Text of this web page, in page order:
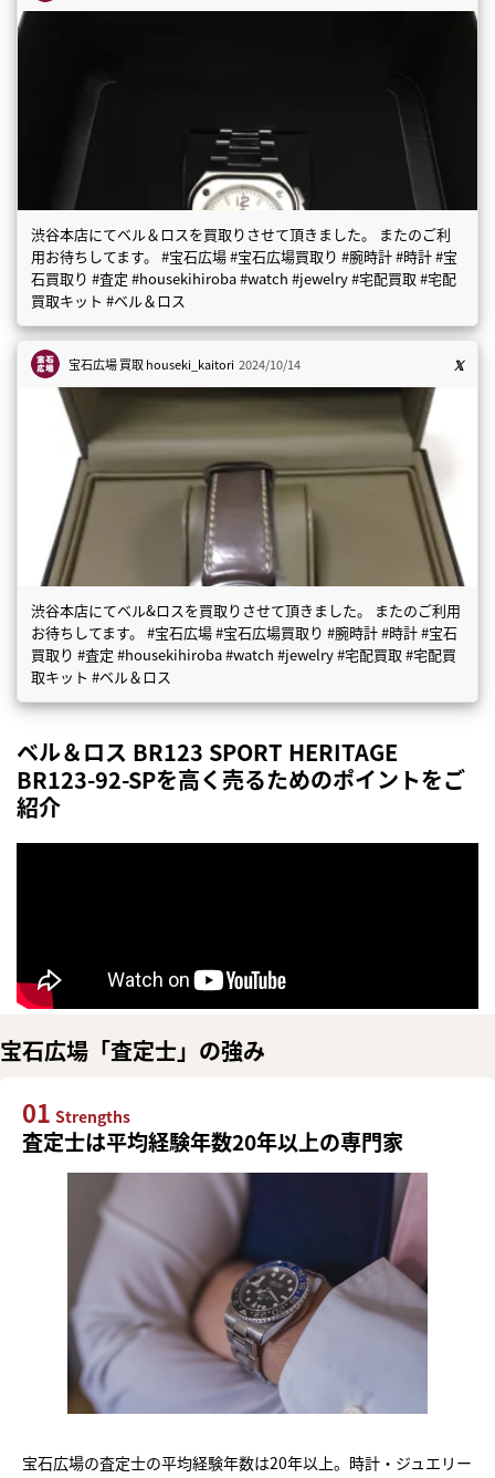
渋谷本店にてベル＆ロスを買取りさせて頂きました。 またのご利
用お待ちしてます。 #宝石広場 #宝石広場買取り #腕時計 #時計 #宝
石買取り #査定 #housekihiroba #watch #jewelry #宅配買取 #宅配
買取キット #ベル＆ロス
宝石広場 買取houseki_kaitori 2024/10/14
渋谷本店にてベル&ロスを買取りさせて頂きました。 またのご利用
お待ちしてます。 #宝石広場 #宝石広場買取り #腕時計 #時計 #宝石
買取り #査定 #housekihiroba #watch #jewelry #宅配買取 #宅配買
取キット #ベル＆ロス
ベル＆ロス BR123 SPORT HERITAGE
BR123-92-SPを高く売るためのポイントをご
紹介
宝石広場「査定士」の強み
01 Strengths
査定士は平均経験年数20年以上の専門家
宝石広場の査定士の平均経験年数は20年以上。時計・ジュエリー